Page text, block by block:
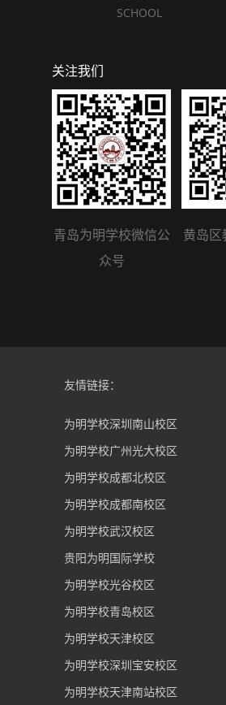
SCHOOL
关注我们
青岛为明学校微信公
众号
黄岛区
友情链接：
为明学校深圳南山校区
为明学校广州光大校区
为明学校成都北校区
为明学校成都南校区
为明学校武汉校区
贵阳为明国际学校
为明学校光谷校区
为明学校青岛校区
为明学校天津校区
为明学校深圳宝安校区
为明学校天津南站校区